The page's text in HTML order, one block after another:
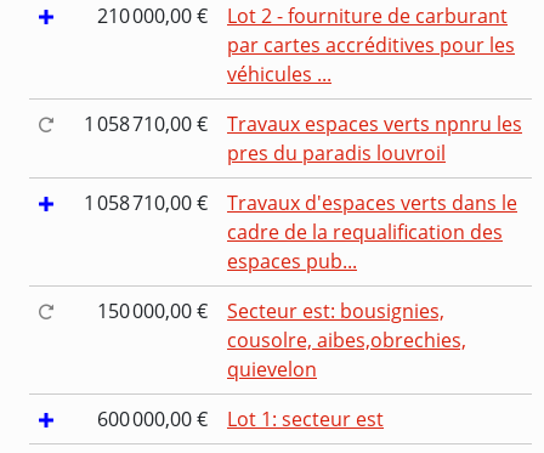
210 000,00 €
Lot 2 - fourniture de carburant
par cartes accréditives pour les
véhicules ...
1 058 710,00 €
Travaux espaces verts npnru les
pres du paradis louvroil
1 058 710,00 €
Travaux d'espaces verts dans le
cadre de la requalification des
espaces pub...
150 000,00 €
Secteur est: bousignies,
cousolre, aibes,obrechies,
quievelon
600 000,00 €
Lot 1: secteur est